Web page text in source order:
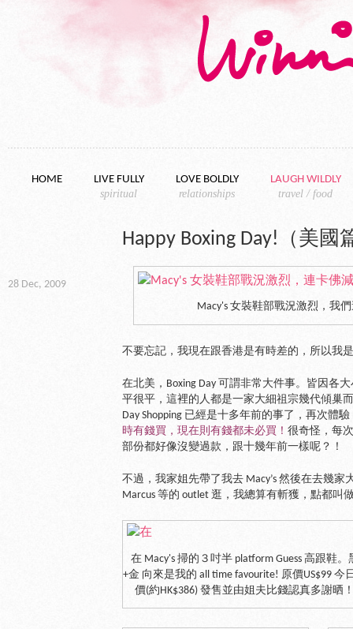
HOME
LIVE FULLY
spiritual
LOVE BOLDLY
relationships
LAUGH WILDLY
travel / food
28 Dec, 2009
Happy Boxing Day!（美國
Macy's 女裝鞋部戰況激烈，我
不要忘記，我現在跟香港是有時差的，所以我
在北美，Boxing Day 可謂非常大件事。皆因各
平很平，這裡的人都是一家大細祖宗幾代傾巢
Day Shopping 已經是十多年前的事了，再次體驗
時有錢買，現在則有錢都未必買！ 很奇怪，每
部份都好像沒變過款，跟十幾年前一樣呢？！
不過，我家姐先帶了我去 Macy’s 然後在去幾家
Marcus 等的 outlet 逛，我總算有斬獲，點都叫
在 Macy's 掃的３吋半 platform Guess 高跟鞋。
+金 向來是我的 all time favourite! 原價US$99 今
價(約HK$386) 發售並由姐夫比錢認真多謝晒